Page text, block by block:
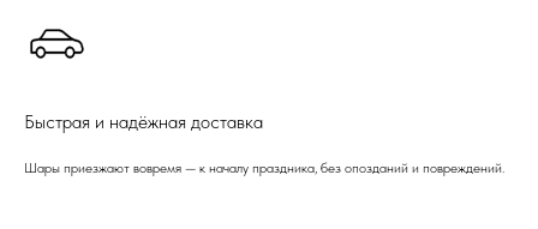
Быстрая и надёжная доставка
Шары приезжают вовремя — к началу праздника, без опозданий и повреждений.